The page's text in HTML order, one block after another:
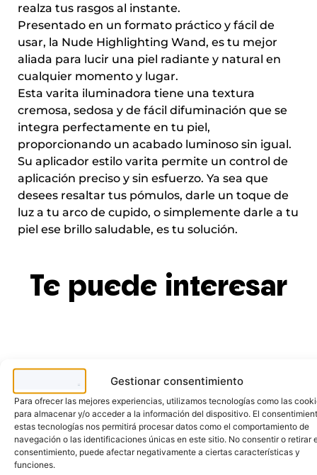
Gestionar consentimiento
Para ofrecer las mejores experiencias, utilizamos tecnologías como las
para almacenar y/o acceder a la información del dispositivo. El
estas tecnologías nos permitirá procesar datos como el comportamiento de
navegación o las identificaciones únicas en este sitio. No consentir o retirar
consentimiento, puede afectar negativamente a ciertas características y
funciones.
realza tus rasgos al instante.
Presentado en un formato práctico y fácil de
usar, la Nude Highlighting Wand, es tu mejor
aliada para lucir una piel radiante y natural en
cualquier momento y lugar.
Esta varita iluminadora tiene una textura
cremosa, sedosa y de fácil difuminación que se
integra perfectamente en tu piel,
proporcionando un acabado luminoso sin igual.
Su aplicador estilo varita permite un control de
aplicación preciso y sin esfuerzo. Ya sea que
desees resaltar tus pómulos, darle un toque de
luz a tu arco de cupido, o simplemente darle a tu
piel ese brillo saludable, es tu solución.
Te puede interesar